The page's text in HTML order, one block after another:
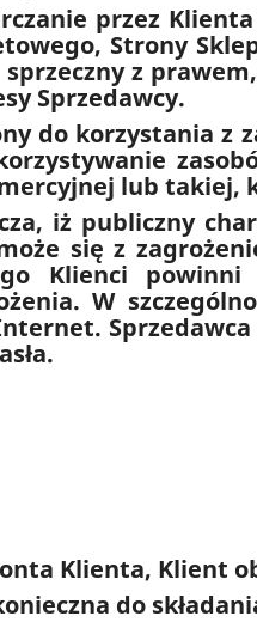
przez
Strony
sprzeczny z
Sprzedawcy.
do korzystania z
lub takiej,
iż publiczny
się z
Klienci
W
Klienta, Klient
do